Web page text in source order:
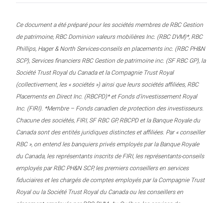
Ce document a été préparé pour les sociétés membres de RBC Gestion
de patrimoine, RBC Dominion valeurs mobilières Inc. (RBC DVM)*, RBC
Phillips, Hager & North Services-conseils en placements inc. (RBC PH&N
SCP), Services financiers RBC Gestion de patrimoine inc. (SF RBC GP), la
Société Trust Royal du Canada et la Compagnie Trust Royal
(collectivement, les « sociétés ») ainsi que leurs sociétés affiliées, RBC
Placements en Direct Inc. (RBCPD)* et Fonds d’investissement Royal
Inc. (FIRI). *Membre – Fonds canadien de protection des investisseurs.
Chacune des sociétés, FIRI, SF RBC GP, RBCPD et la Banque Royale du
Canada sont des entités juridiques distinctes et affiliées. Par « conseiller
RBC », on entend les banquiers privés employés par la Banque Royale
du Canada, les représentants inscrits de FIRI, les représentants-conseils
employés par RBC PH&N SCP, les premiers conseillers en services
fiduciaires et les chargés de comptes employés par la Compagnie Trust
Royal ou la Société Trust Royal du Canada ou les conseillers en